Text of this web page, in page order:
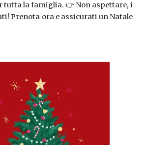
tutta la famiglia. 👉 Non aspettare, i
Prenota ora e assicurati un Natale